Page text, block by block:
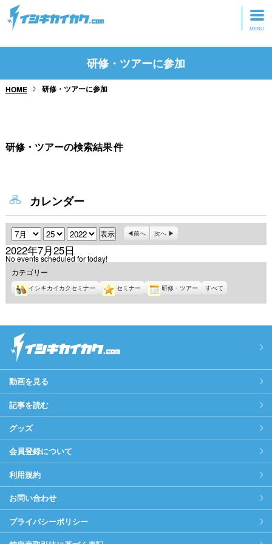
トップページ
研修・ツアーに参加
研修・ツアーに参加
HOME 研修・ツアーに参加
研修・ツアーの検索結果件
カレンダー
月 日 年 前へ 次へ
2022年7月25日
No events scheduled for today!
カテゴリー
イシキカイカクセミナー セミナー 研修・ツアー すべて
動画を見る
記事を読む
グッズ
会員登録について
利用規約
お問い合わせ
プライバシーポリシー